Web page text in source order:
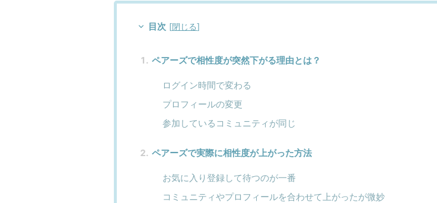
目次 [閉じる]
ペアーズで相性度が突然下がる理由とは？
ログイン時間で変わる
プロフィールの変更
参加しているコミュニティが同じ
ペアーズで実際に相性度が上がった方法
お気に入り登録して待つのが一番
コミュニティやプロフィールを合わせて上がったが微妙